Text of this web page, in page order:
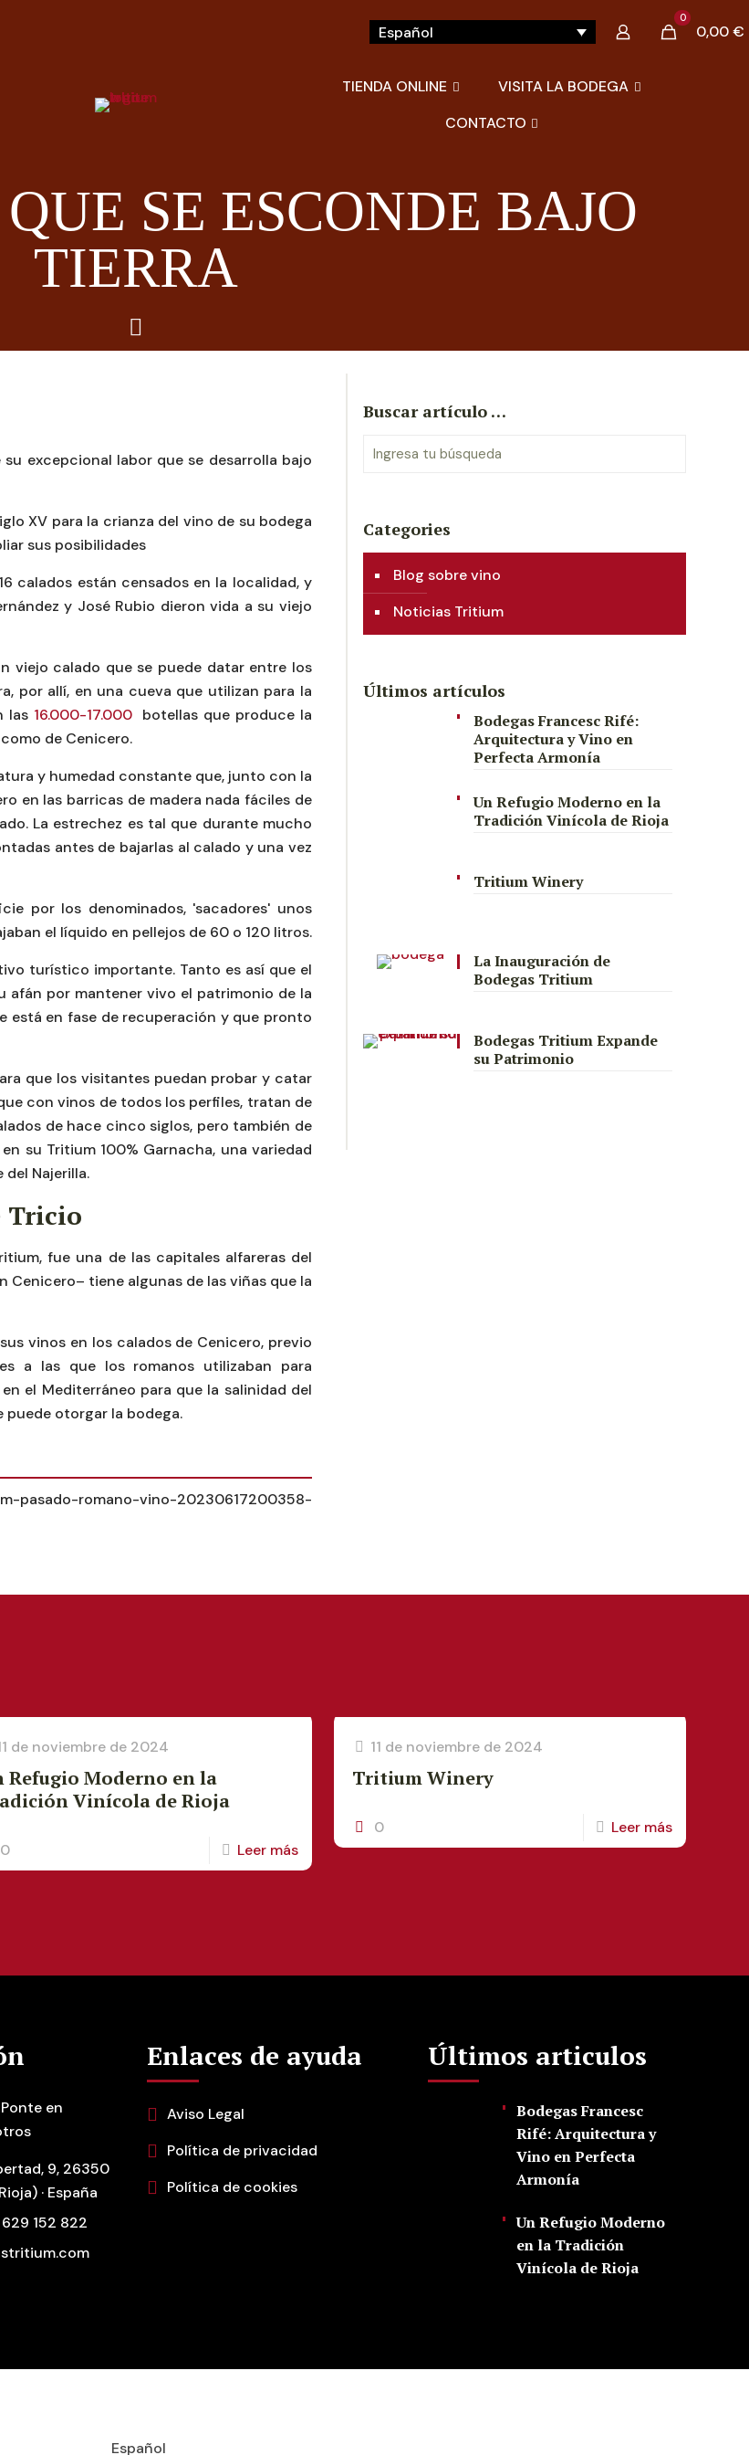
Español
0
0,00 €
TIENDA ONLINE
VISITA LA BODEGA
CONTACTO
SE ESCONDE BAJO
TIERRA
excepcional labor que se desarrolla bajo
XV para la crianza del vino de su bodega
sus posibilidades
calados están censados en la localidad, y
y José Rubio dieron vida a su viejo
viejo calado que se puede datar entre los
por allí, en una cueva que utilizan para la
las 16.000-17.000botellas que produce la
de Cenicero.
y humedad constante que, junto con la
en las barricas de madera nada fáciles de
La estrechez es tal que durante mucho
antes de bajarlas al calado y una vez
por los denominados, 'sacadores' unos
el líquido en pellejos de 60 o 120 litros.
turístico importante. Tanto es así que el
afán por mantener vivo el patrimonio de la
está en fase de recuperación y que pronto
que los visitantes puedan probar y catar
con vinos de todos los perfiles, tratan de
de hace cinco siglos, pero también de
su Tritium 100% Garnacha, una variedad
Najerilla.
Tricio
fue una de las capitales alfareras del
Cenicero– tiene algunas de las viñas que la
vinos en los calados de Cenicero, previo
a las que los romanos utilizaban para
el Mediterráneo para que la salinidad del
puede otorgar la bodega.
pasado-romano-vino-20230617200358-
Buscar artículo …
Categories
Blog sobre vino
Noticias Tritium
Últimos artículos
Bodegas Francesc Rifé:
Arquitectura y Vino en
Perfecta Armonía
Un Refugio Moderno en la
Tradición Vinícola de Rioja
Tritium Winery
La Inauguración de
Bodegas Tritium
Bodegas Tritium Expande
su Patrimonio
de noviembre de 2024
Refugio Moderno en la
Vinícola de Rioja
0 Leer más
11 de noviembre de 2024
Tritium Winery
0 Leer más
en
9, 26350
· España
152 822
Enlaces de ayuda
Aviso Legal
Política de privacidad
Política de cookies
Últimos articulos
Bodegas Francesc
Rifé: Arquitectura y
Vino en Perfecta
Armonía
Un Refugio Moderno
en la Tradición
Vinícola de Rioja
Español